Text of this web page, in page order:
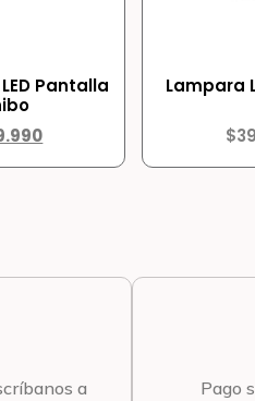
Pantalla
Lampara
$
a
Pago